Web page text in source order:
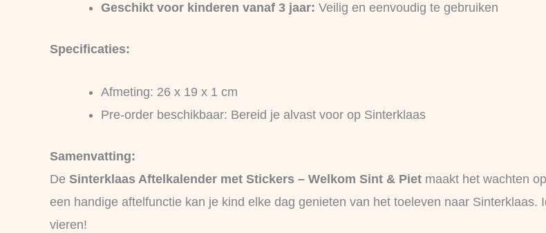
Geschikt voor kinderen vanaf 3 jaar: Veilig en eenvoudig te gebruiken
Specificaties:
Afmeting: 26 x 19 x 1 cm
Pre-order beschikbaar: Bereid je alvast voor op Sinterklaas
Samenvatting:
De Sinterklaas Aftelkalender met Stickers – Welkom Sint & Piet maakt het wachten
een handige aftelfunctie kan je kind elke dag genieten van het toeleven naar
vieren!